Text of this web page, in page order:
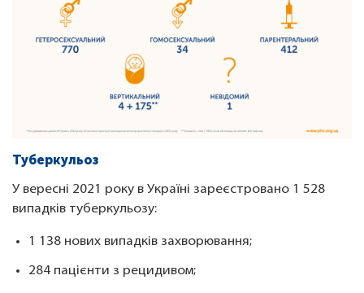
Туберкульоз
У вересні 2021 року в Україні зареєстровано 1 528
випадків туберкульозу:
1 138 нових випадків захворювання;
284 пацієнти з рецидивом;